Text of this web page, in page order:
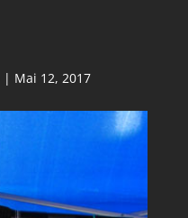
| Mai 12, 2017